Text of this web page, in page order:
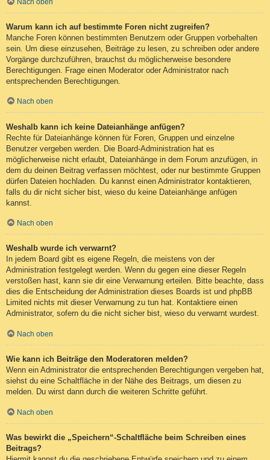
Warum kann ich auf bestimmte Foren nicht zugreifen?
Manche Foren können bestimmten Benutzern oder Gruppen vorbehalten
sein. Um diese einzusehen, Beiträge zu lesen, zu schreiben oder andere
Vorgänge durchzuführen, brauchst du möglicherweise besondere
Berechtigungen. Frage einen Moderator oder Administrator nach
entsprechenden Berechtigungen.
Nach oben
Weshalb kann ich keine Dateianhänge anfügen?
Rechte für Dateianhänge können für Foren, Gruppen und einzelne
Benutzer vergeben werden. Die Board-Administration hat es
möglicherweise nicht erlaubt, Dateianhänge in dem Forum anzufügen, in
dem du deinen Beitrag verfassen möchtest, oder nur bestimmte Gruppen
dürfen Dateien hochladen. Du kannst einen Administrator kontaktieren,
falls du dir nicht sicher bist, wieso du keine Dateianhänge anfügen
kannst.
Nach oben
Weshalb wurde ich verwarnt?
In jedem Board gibt es eigene Regeln, die meistens von der
Administration festgelegt werden. Wenn du gegen eine dieser Regeln
verstoßen hast, kann sie dir eine Verwarnung erteilen. Bitte beachte, dass
dies die Entscheidung der Administration dieses Boards ist und phpBB
Limited nichts mit dieser Verwarnung zu tun hat. Kontaktiere einen
Administrator, sofern du die nicht sicher bist, wieso du verwarnt wurdest.
Nach oben
Wie kann ich Beiträge den Moderatoren melden?
Wenn ein Administrator die entsprechenden Berechtigungen vergeben hat,
siehst du eine Schaltfläche in der Nähe des Beitrags, um diesen zu
melden. Du wirst dann durch die weiteren Schritte geführt.
Nach oben
Was bewirkt die „Speichern“-Schaltfläche beim Schreiben eines
Beitrags?